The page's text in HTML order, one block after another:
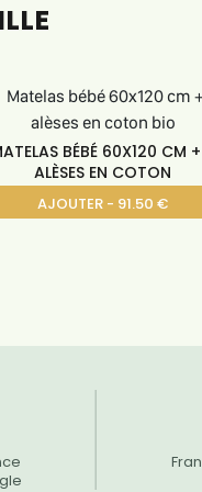
BÉBÉ 60X120 CM
ALÈSES EN COTON
AJOUTER - 91.50 €